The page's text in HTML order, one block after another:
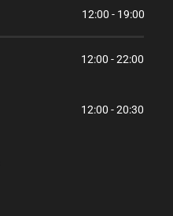
12:00 - 19:00
12:00 - 22:00
12:00 - 20:30